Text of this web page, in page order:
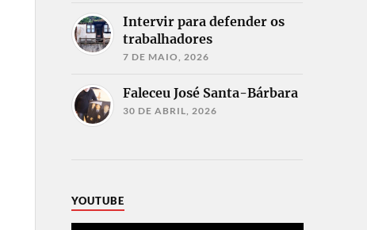
Intervir para defender os
trabalhadores
7 DE MAIO, 2026
Faleceu José Santa-Bárbara
30 DE ABRIL, 2026
YOUTUBE